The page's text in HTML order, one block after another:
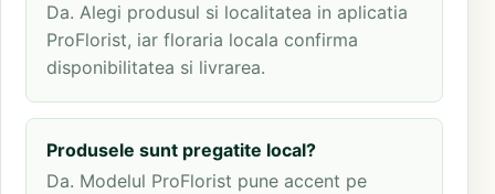
Da. Alegi produsul si localitatea in aplicatia
ProFlorist, iar floraria locala confirma
disponibilitatea si livrarea.
Produsele sunt pregatite local?
Da. Modelul ProFlorist pune accent pe